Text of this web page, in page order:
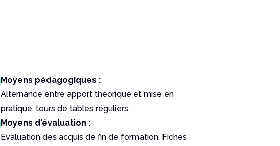
Moyens pédagogiques :
Alternance entre apport théorique et mise en
pratique, tours de tables réguliers.
Moyens d'évaluation :
Evaluation des acquis de fin de formation, Fiches